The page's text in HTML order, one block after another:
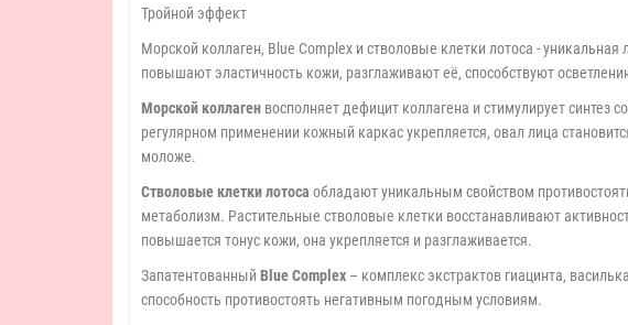
Тройной эффект
Морской коллаген, Blue Complex и стволовые клетки лотоса -
повышают эластичность кожи, разглаживают её, способствуют
Морской коллаген восполняет дефицит коллагена и стимулирует синтез
регулярном применении кожный каркас укрепляется, овал лица
моложе.
Стволовые клетки лотоса обладают уникальным свойством
метаболизм. Растительные стволовые клетки восстанавливают
повышается тонус кожи, она укрепляется и разглаживается.
Запатентованный Blue Complex – комплекс экстрактов гиацинта,
способность противостоять негативным погодным условиям.